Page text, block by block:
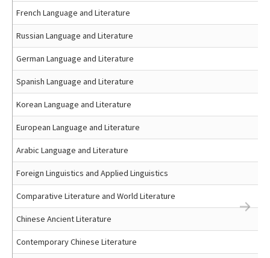
French Language and Literature
Russian Language and Literature
German Language and Literature
Spanish Language and Literature
Korean Language and Literature
European Language and Literature
Arabic Language and Literature
Foreign Linguistics and Applied Linguistics
Comparative Literature and World Literature
Chinese Ancient Literature
Contemporary Chinese Literature